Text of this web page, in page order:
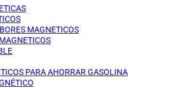
MAGNETICOS
PARA AHORRAR GASOLINA